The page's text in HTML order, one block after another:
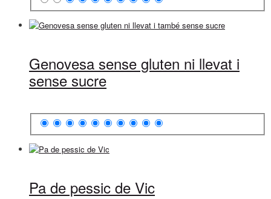
Genovesa sense gluten ni llevat i
sense sucre
Pa de pessic de Vic